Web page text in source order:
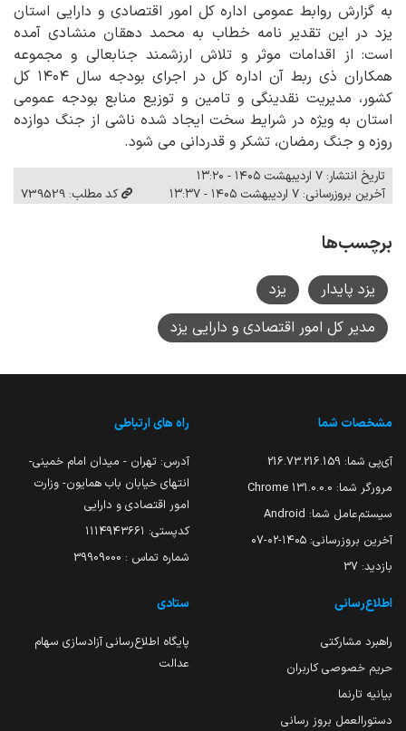
به گزارش روابط عمومی اداره کل امور اقتصادی و دارایی استان
یزد در این تقدیر نامه خطاب به محمد دهقان منشادی آمده
است: از اقدامات موثر و تلاش ارزشمند جنابعالی و مجموعه
همکاران ذی ربط آن اداره کل در اجرای بودجه سال ۱۴۰۴ کل
کشور، مدیریت نقدینگی و تامین و توزیع منابع بودجه عمومی
استان به ویژه در شرایط سخت ایجاد شده ناشی از جنگ دوازده
روزه و جنگ رمضان، تشکر و قدردانی می شود.
تاریخ انتشار: ۷ اردیبهشت ۱۴۰۵ - ۱۳:۲۰
آخرین بروزرسانی: ۷ اردیبهشت ۱۴۰۵ - ۱۳:۳۷
کد مطلب: 739529
برچسب‌ها
یزد پایدار
یزد
مدیر کل امور اقتصادی و دارایی یزد
مشخصات شما
آی‌پی شما: 216.73.216.159
مرورگر شما: 131.0.0.0 Chrome
سیستم‌عامل شما: Android
آخرین بروزرسانی: ۱۴۰۵-۰۲-۰۷
بازدید: 37
راه های ارتباطی
آدرس: تهران - میدان امام خمینی-
انتهای خیابان باب همایون- وزارت
امور اقتصادی و دارایی
کدپستی: ۱۱۱۴۹۴۳۶۶۱
شماره تماس : 39909000
اطلاع‌رسانی
راهبرد مشارکتی
حریم خصوصی کاربران
بیانیه تارنما
دستورالعمل بروز رسانی
ستادی
پایگاه اطلاع‌رسانی آزادسازی سهام
عدالت